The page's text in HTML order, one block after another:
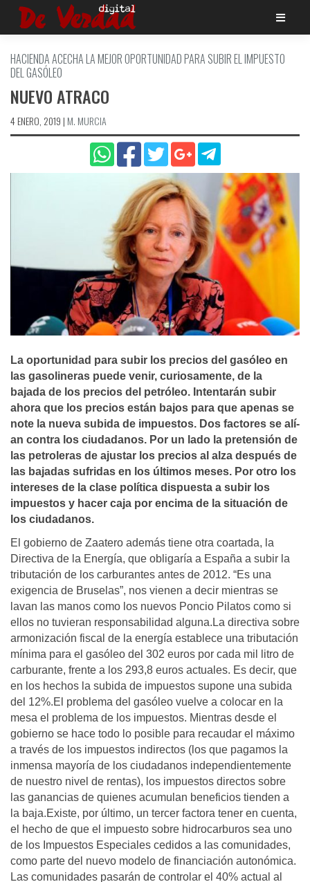
Saltar
HACIENDA ACECHA LA MEJOR OPORTUNIDAD PARA SUBIR EL IMPUESTO
DEL GASÓLEO
NUEVO ATRACO
4 ENERO, 2019 | M. MURCIA
La oportunidad para subir los precios del gasóleo en
las gasolineras puede venir, curiosamente, de la
bajada de los precios del petróleo. Intentarán subir
ahora que los precios están bajos para que apenas se
note la nueva subida de impuestos. Dos factores se alí­
an contra los ciudadanos. Por un lado la pretensión de
las petroleras de ajustar los precios al alza después de
las bajadas sufridas en los últimos meses. Por otro los
intereses de la clase polí­tica dispuesta a subir los
impuestos y hacer caja por encima de la situación de
los ciudadanos.
El gobierno de Zaatero además tiene otra coartada, la
Directiva de la Energía, que obligaría a España a subir la
tributación de los carburantes antes de 2012. “Es una
exigencia de Bruselas”, nos vienen a decir mientras se
lavan las manos como los nuevos Poncio Pilatos como si
ellos no tuvieran responsabilidad alguna.La directiva sobre
armonización fiscal de la energía establece una tributación
mínima para el gasóleo del 302 euros por cada mil litro de
carburante, frente a los 293,8 euros actuales. Es decir, que
en los hechos la subida de impuestos supone una subida
del 12%.El problema del gasóleo vuelve a colocar en la
mesa el problema de los impuestos. Mientras desde el
gobierno se hace todo lo posible para recaudar el máximo
a través de los impuestos indirectos (los que pagamos la
inmensa mayoría de los ciudadanos independientemente
de nuestro nivel de rentas), los impuestos directos sobre
las ganancias de quienes acumulan beneficios tienden a
la baja.Existe, por último, un tercer factora tener en cuenta,
el hecho de que el impuesto sobre hidrocarburos sea uno
de los Impuestos Especiales cedidos a las comunidades,
como parte del nuevo modelo de financiación autonómica.
Las comunidades pasarán de controlar el 40% actual al